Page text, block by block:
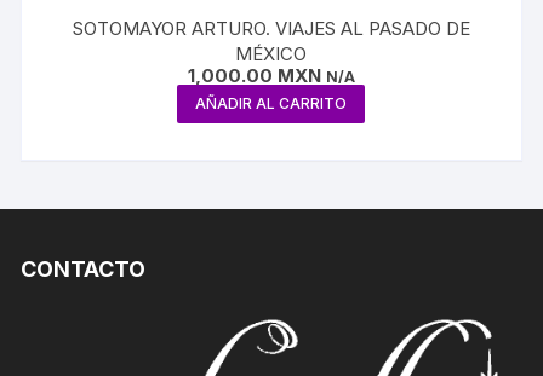
SOTOMAYOR ARTURO. VIAJES AL PASADO DE
MÉXICO
1,000.00 MXN N/A
AÑADIR AL CARRITO
CONTACTO